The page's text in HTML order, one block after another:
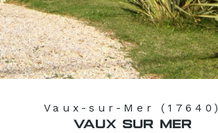
Vaux-sur-Mer (17640)
VAUX SUR MER